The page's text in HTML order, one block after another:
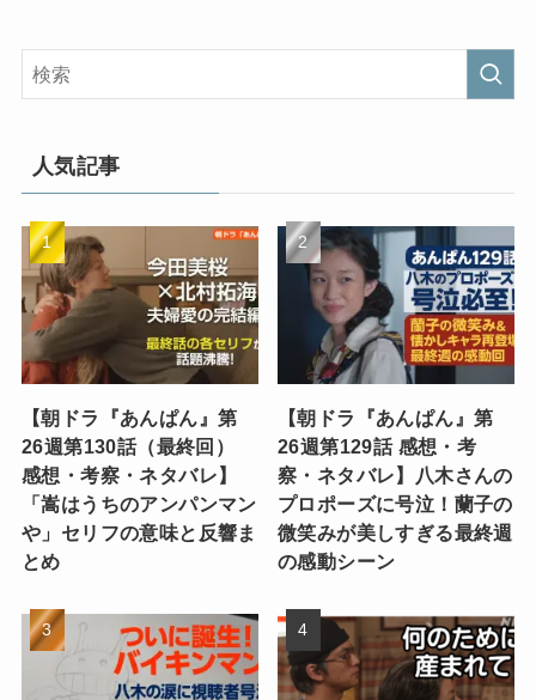
人気記事
【朝ドラ『あんぱん』第
26週第130話（最終回）
感想・考察・ネタバレ】
「嵩はうちのアンパンマン
や」セリフの意味と反響ま
とめ
【朝ドラ『あんぱん』第
26週第129話 感想・考
察・ネタバレ】八木さんの
プロポーズに号泣！蘭子の
微笑みが美しすぎる最終週
の感動シーン